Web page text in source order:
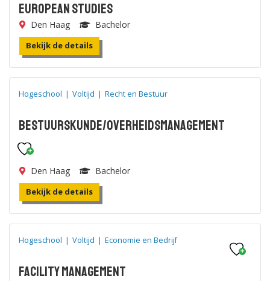
European Studies
Den Haag Bachelor
Bekijk de details
Hogeschool | Voltijd | Recht en Bestuur
Bestuurskunde/Overheidsmanagement
Den Haag Bachelor
Bekijk de details
Hogeschool | Voltijd | Economie en Bedrijf
Facility Management